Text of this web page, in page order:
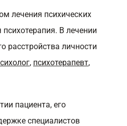
лечения психических
психотерапия. В лечении
расстройства личности
, психотерапевт,
пациента, его
специалистов